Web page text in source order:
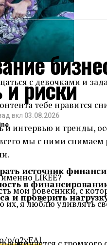
с девочками и
тебе нравится
и интервью и тренды,
мы с ними
LIKEE?
мои ровесники, с
я люблю удивлять
p/q2yEAl
и риски
вкл 03.08.2026
источник
в
и проверить